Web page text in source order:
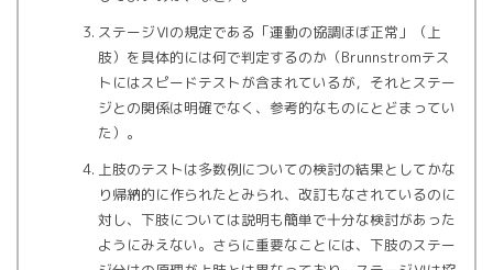
ステージⅥの規定である「運動の協調ほぼ正常」（上
肢）を具体的には何で判定するのか（Brunnstromテス
トにはスピードテストが含まれているが，それとステー
ジとの関係は明確でなく、参考的なものにとどまってい
た）。
上肢のテストは多数例についての検討の結果としてかな
り帰納的に作られたとみられ、改訂もなされているのに
対し、下肢については説明も簡単で十分な検討があった
ようにみえない。さらに重要なことには、下肢のステー